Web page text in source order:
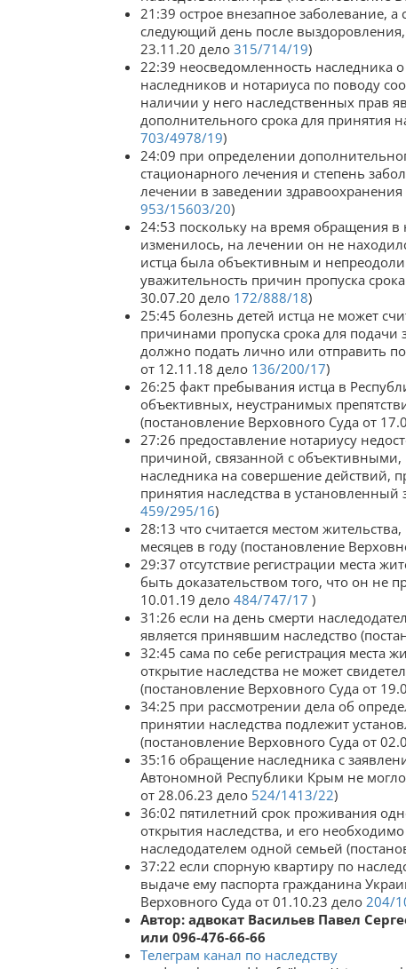
21:39 острое внезапное заболевание,
следующий день после выздоровления,
23.11.20 дело 315/714/19)
22:39 неосведомленность наследника
наследников и нотариуса по поводу
наличии у него наследственных прав
дополнительного срока для принятия
703/4978/19)
24:09 при определении
стационарного лечения и степень
лечении в заведении
953/15603/20)
24:53 поскольку на время обращения
изменилось, на лечении он не
истца была объективным и
уважительность причин пропуска
30.07.20 дело 172/888/18)
25:45 болезнь детей истца не может
причинами пропуска срока для подачи
должно подать лично или отправить
от 12.11.18 дело 136/200/17)
26:25 факт пребывания истца в
объективных, неустранимых
(постановление Верховного Суда от
27:26 предоставление нотариусу
причиной, связанной с
наследника на совершение действий,
принятия наследства в
459/295/16)
28:13 что считается местом
месяцев в году (постановление
29:37 отсутствие регистрации места
быть доказательством того, что он не
10.01.19 дело 484/747/17 )
31:26 если на день смерти
является принявшим наследство
32:45 сама по себе регистрация места
открытие наследства не может
(постановление Верховного Суда от
34:25 при рассмотрении дела об
принятии наследства подлежит
(постановление Верховного Суда от
35:16 обращение наследника с
Автономной Республики Крым не
от 28.06.23 дело 524/1413/22)
36:02 пятилетний срок проживания
открытия наследства, и его
наследодателем одной семьей
37:22 если спорную квартиру по
выдаче ему паспорта гражданина
Верховного Суда от 01.10.23 дело 204/
Автор: адвокат Васильев Павел
или 096-476-66-66
Телеграм канал по наследству